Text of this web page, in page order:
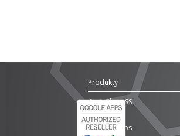
Produkty
Certyfikaty SSL
Domeny
Google Apps